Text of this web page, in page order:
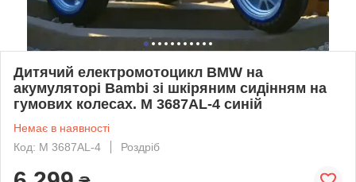
Дитячий електромотоцикл BMW на
акумуляторі Bambi зі шкіряним сидінням на
гумових колесах. M 3687AL-4 синій
Немає в наявності
Код: M 3687AL-4
Роздріб